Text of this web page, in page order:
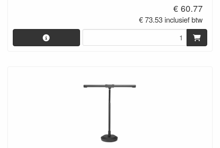
€ 60.77
€ 73.53 inclusief btw